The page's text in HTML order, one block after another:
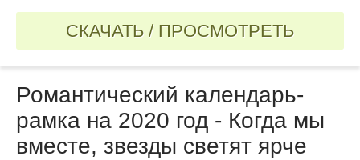
СКАЧАТЬ / ПРОСМОТРЕТЬ
Романтический календарь-
рамка на 2020 год - Когда мы
вместе, звезды светят ярче